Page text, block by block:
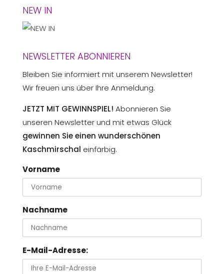
NEW IN
NEWSLETTER ABONNIEREN
Bleiben Sie informiert mit unserem Newsletter!
Wir freuen uns über Ihre Anmeldung.
JETZT MIT GEWINNSPIEL! Abonnieren Sie
unseren Newsletter und mit etwas Glück
gewinnen Sie einen wunderschönen
Kaschmirschal einfärbig.
Vorname
Nachname
E-Mail-Adresse: